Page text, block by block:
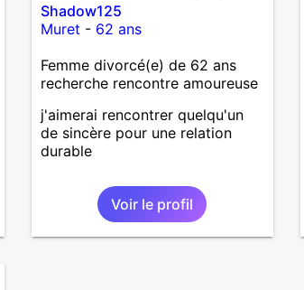
Shadow125
Muret - 62 ans
Femme divorcé(e) de 62 ans
recherche rencontre amoureuse
j'aimerai rencontrer quelqu'un
de sincère pour une relation
durable
Voir le profil